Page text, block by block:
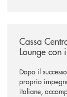
Cassa
Lounge con
Dopo il
proprio
italiane,